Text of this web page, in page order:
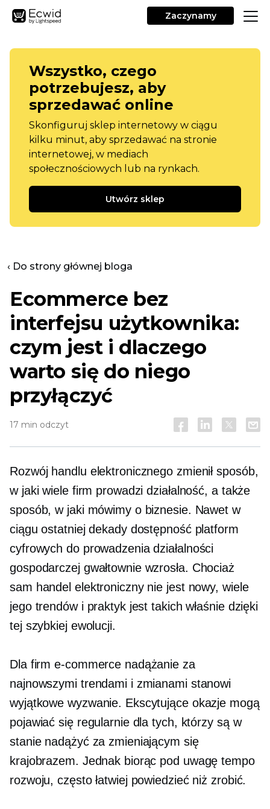
Zaczynamy
Wszystko, czego
potrzebujesz, aby
sprzedawać online
Skonfiguruj sklep internetowy w ciągu
kilku minut, aby sprzedawać na stronie
internetowej, w mediach
społecznościowych lub na rynkach.
Utwórz sklep
‹ Do strony głównej bloga
Ecommerce bez
interfejsu użytkownika:
czym jest i dlaczego
warto się do niego
przyłączyć
17 min odczyt
Rozwój handlu elektronicznego zmienił sposób,
w jaki wiele firm prowadzi działalność, a także
sposób, w jaki mówimy o biznesie. Nawet w
ciągu ostatniej dekady dostępność platform
cyfrowych do prowadzenia działalności
gospodarczej gwałtownie wzrosła. Chociaż
sam handel elektroniczny nie jest nowy, wiele
jego trendów i praktyk jest takich właśnie dzięki
tej szybkiej ewolucji.
Dla firm e-commerce nadążanie za
najnowszymi trendami i zmianami stanowi
wyjątkowe wyzwanie. Ekscytujące okazje mogą
pojawiać się regularnie dla tych, którzy są w
stanie nadążyć za zmieniającym się
krajobrazem. Jednak biorąc pod uwagę tempo
rozwoju, często łatwiej powiedzieć niż zrobić.